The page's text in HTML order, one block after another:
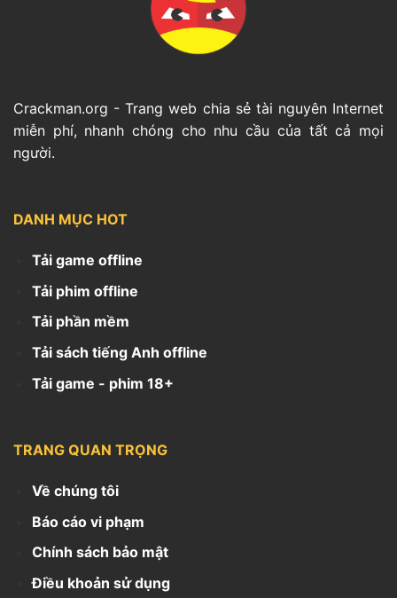
Crackman.org - Trang web chia sẻ tài nguyên Internet
miễn phí, nhanh chóng cho nhu cầu của tất cả mọi
người.
DANH MỤC HOT
Tải game offline
Tải phim offline
Tải phần mềm
Tải sách tiếng Anh offline
Tải game - phim 18+
TRANG QUAN TRỌNG
Về chúng tôi
Báo cáo vi phạm
Chính sách bảo mật
Điều khoản sử dụng